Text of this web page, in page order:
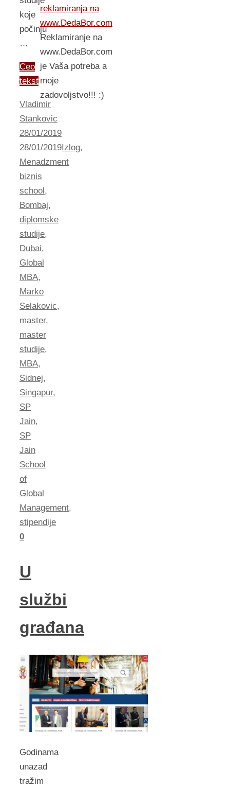
koje
počinju
…
Ceo
tekst
Vladimir
Stankovic
28/01/2019
28/01/2019 Izlog,
Menadzment
biznis
school ,
Bombaj,
diplomske
studije,
Dubai,
Global
MBA,
Marko
Selakovic,
master,
master
studije,
MBA,
Sidnej,
Singapur,
SP
Jain,
SP
Jain
School
of
Global
Management,
stipendije
0
U
službi
građana
Godinama
unazad
tražim
reklamiranja na
www.DedaBor.com
Reklamiranje na
www.DedaBor.com
je Vaša potreba a
moje
zadovoljstvo!!! :)